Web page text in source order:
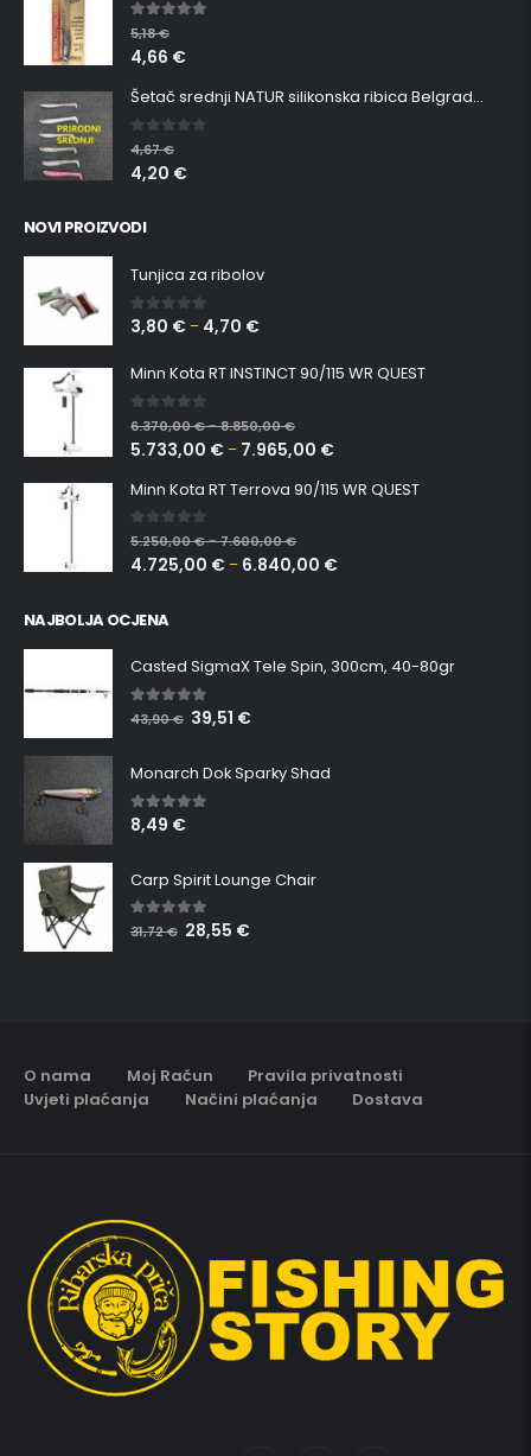
5.00out of 5
5,18€
4,66 €
Šetač srednji NATUR silikonska ribica Belgrade Walker
0 out of 5
4,67€
4,20 €
NOVI PROIZVODI
Tunjica za ribolov
0 out of 5
3,80 € – 4,70 €
Minn Kota RT INSTINCT 90/115 WR QUEST
0 out of 5
6.370,00€–8.850,00€
5.733,00 € – 7.965,00 €
Minn Kota RT Terrova 90/115 WR QUEST
0 out of 5
5.250,00€–7.600,00€
4.725,00 € – 6.840,00 €
NAJBOLJA OCJENA
Casted SigmaX Tele Spin, 300cm, 40-80gr
5.00 out of 5
43,90€ 39,51 €
Monarch Dok Sparky Shad
5.00 out of 5
8,49 €
Carp Spirit Lounge Chair
5.00 out of 5
31,72€ 28,55 €
O nama Moj Račun
Pravila privatnosti
Uvjeti plaćanja
Načini plaćanja Dostava